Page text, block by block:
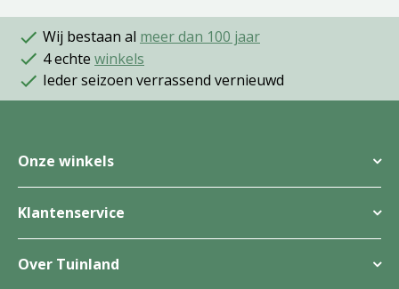
Wij bestaan al meer dan 100 jaar
4 echte winkels
Ieder seizoen verrassend vernieuwd
Onze winkels
Klantenservice
Over Tuinland